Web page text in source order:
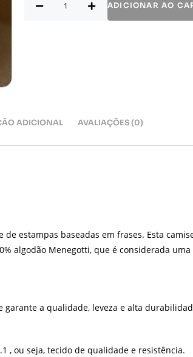
ADICIONAR AO
ADICIONAL AVALIAÇÕES (0)
estampas baseadas em frases. Esta
algodão Menegotti, que é considerada
a qualidade, leveza e alta
, ou seja, tecido de qualidade e resistência.